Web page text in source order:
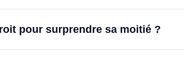
pour surprendre sa moitié ?